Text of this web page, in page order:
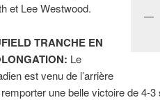
et Lee Westwood.
TRANCHE EN
Le
est venu de l’arrière
une belle victoire de 4-